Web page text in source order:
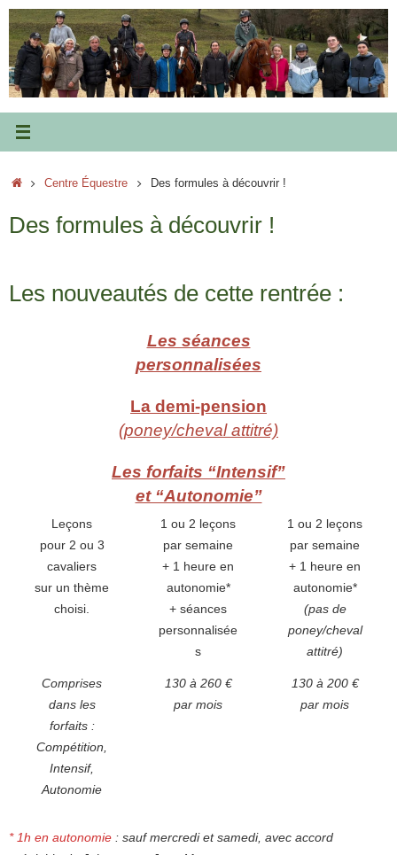
Passer
au
contenu
Accueil
Centre Équestre Des formules à découvrir !
Des formules à découvrir !
Les nouveautés de cette rentrée :
Les séances
personnalisées
La demi-pension
(poney/cheval attitré)
Les forfaits “Intensif”
et “Autonomie”
Leçons
pour 2 ou 3
cavaliers
sur un thème
choisi.
1 ou 2 leçons
par semaine
+ 1 heure en
autonomie*
+ séances
personnalisée
s
1 ou 2 leçons
par semaine
+ 1 heure en
autonomie*
(pas de
poney/cheval
attitré)
Comprises
dans les
forfaits :
Compétition,
Intensif,
Autonomie
130 à 260 €
par mois
130 à 200 €
par mois
* 1h en autonomie : sauf mercredi et samedi, avec accord